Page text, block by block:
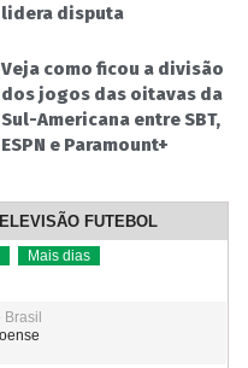
lidera disputa
Veja como ficou a divisão
dos jogos das oitavas da
Sul-Americana entre SBT,
ESPN e Paramount+